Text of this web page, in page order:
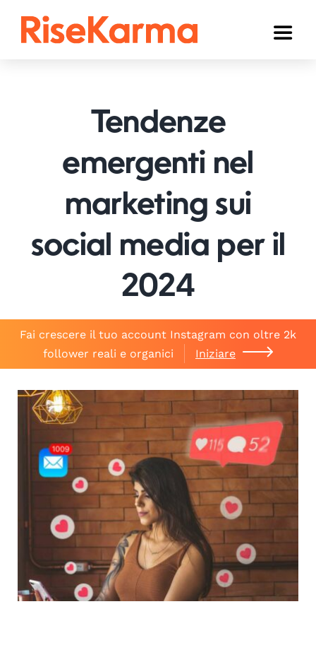
Toggle
YouTube
Twitter (𝕏)
Altri
Tendenze
emergenti nel
marketing sui
social media per il
2024
Fai crescere il tuo account Instagram con oltre 2k
follower reali e organici
Iniziare